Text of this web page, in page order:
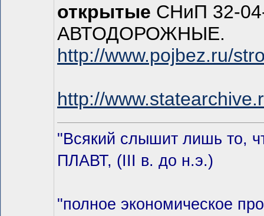
открытые СНиП 32-
АВТОДОРОЖНЫЕ.
http://www.pojbez.ru/
http://
"Всякий слышит лишь то,
ПЛАВТ, (III в. до н.э.)
"полное экономическое